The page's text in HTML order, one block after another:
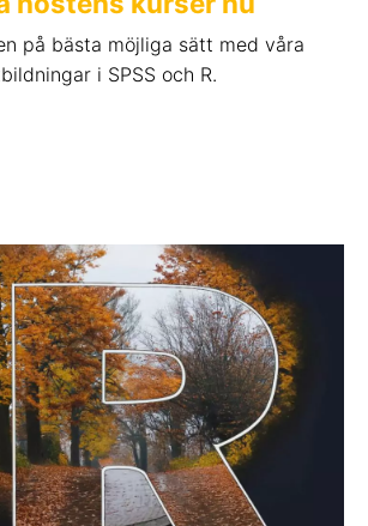
på bästa möjliga sätt med våra
i SPSS och R.